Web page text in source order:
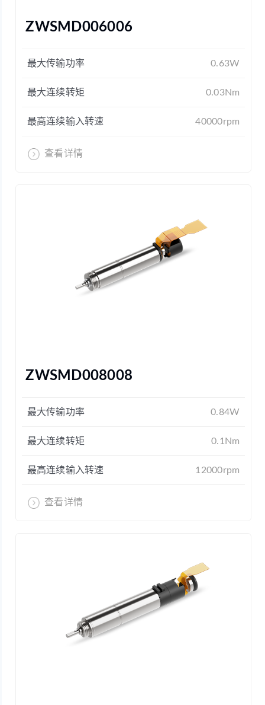
ZWSMD006006
最大传输功率 0.63W
最大连续转矩 0.03Nm
最高连续输入转速 40000rpm
查看详情
ZWSMD008008
最大传输功率 0.84W
最大连续转矩 0.1Nm
最高连续输入转速 12000rpm
查看详情